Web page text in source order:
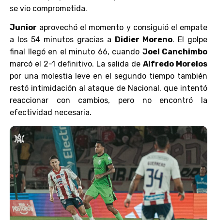
se vio comprometida.
Junior aprovechó el momento y consiguió el empate
a los 54 minutos gracias a Didier Moreno. El golpe
final llegó en el minuto 66, cuando Joel Canchimbo
marcó el 2-1 definitivo. La salida de Alfredo Morelos
por una molestia leve en el segundo tiempo también
restó intimidación al ataque de Nacional, que intentó
reaccionar con cambios, pero no encontró la
efectividad necesaria.